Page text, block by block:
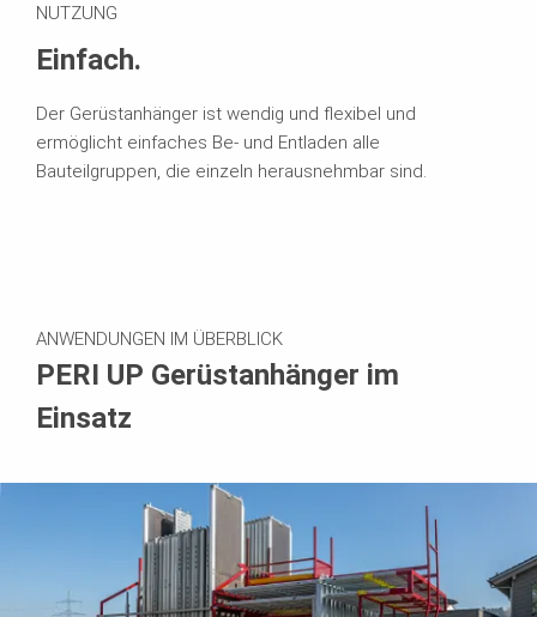
NUTZUNG
Einfach.
Der Gerüstanhänger ist wendig und flexibel und
ermöglicht einfaches Be- und Entladen alle
Bauteilgruppen, die einzeln herausnehmbar sind.
ANWENDUNGEN IM ÜBERBLICK
PERI UP Gerüstanhänger im
Einsatz